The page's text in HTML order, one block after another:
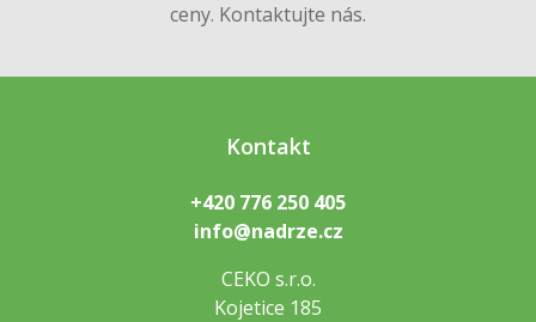
ceny. Kontaktujte nás.
Kontakt
+420 776 250 405
info@nadrze.cz
CEKO s.r.o.
Kojetice 185